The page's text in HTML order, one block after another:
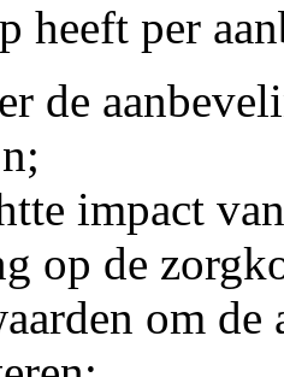
heeft per
de
impact
op de
om de